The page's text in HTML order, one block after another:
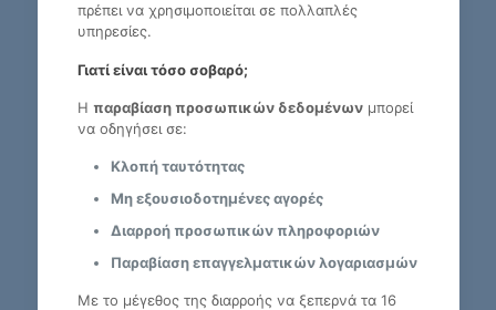
πρέπει να χρησιμοποιείται σε πολλαπλές
υπηρεσίες.
Γιατί είναι τόσο σοβαρό;
Η παραβίαση προσωπικών δεδομένωνμπορεί
να οδηγήσει σε:
Κλοπή ταυτότητας
Μη εξουσιοδοτημένες αγορές
Διαρροή προσωπικών πληροφοριών
Παραβίαση επαγγελματικών λογαριασμών
Με το μέγεθος της διαρροής να ξεπερνά τα 16